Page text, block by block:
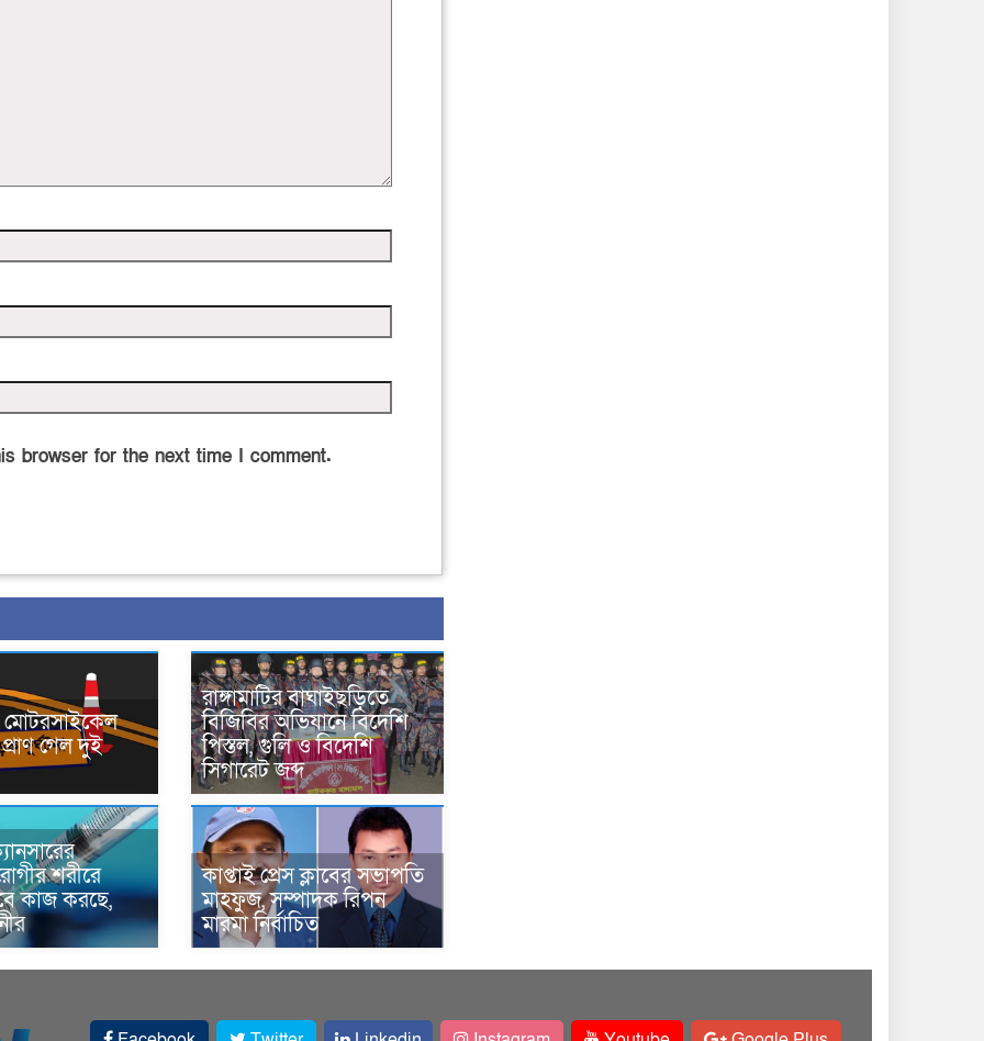
browser for the next time I comment.
মোটরসাইকেল
গেল দুই
রাঙ্গামাটির বাঘাইছড়িতে
বিজিবির অভিযানে বিদেশি
পিস্তল, গুলি ও বিদেশি
সিগারেট জব্দ
শরীরে
কাজ করছে,
কাপ্তাই প্রেস ক্লাবের সভাপতি
মাহফুজ, সম্পাদক রিপন
মারমা নির্বাচিত